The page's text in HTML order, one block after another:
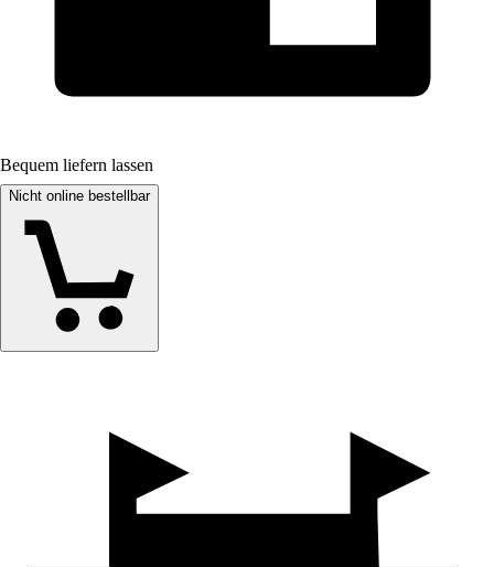
Bequem liefern lassen
Nicht online bestellbar